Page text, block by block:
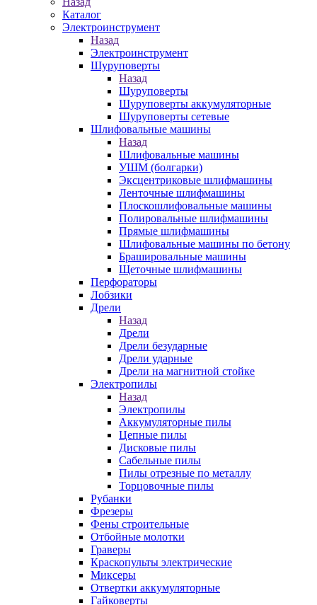
Каталог
Электроинструмент
Назад
Электроинструмент
Шуруповерты
Назад
Шуруповерты
Шуруповерты аккумуляторные
Шуруповерты сетевые
Шлифовальные машины
Назад
Шлифовальные машины
УШМ (болгарки)
Эксцентриковые шлифмашины
Ленточные шлифмашины
Плоскошлифовальные машины
Полировальные шлифмашины
Прямые шлифмашины
Шлифовальные машины по бетону
Брашировальные машины
Щеточные шлифмашины
Перфораторы
Лобзики
Дрели
Назад
Дрели
Дрели безударные
Дрели ударные
Дрели на магнитной стойке
Электропилы
Назад
Электропилы
Аккумуляторные пилы
Цепные пилы
Дисковые пилы
Сабельные пилы
Пилы отрезные по металлу
Торцовочные пилы
Рубанки
Фрезеры
Фены строительные
Отбойные молотки
Граверы
Краскопульты электрические
Миксеры
Отвертки аккумуляторные
Гайковерты